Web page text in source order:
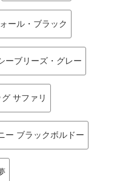
ール・ブラック
ーブリーズ・グレー
グ サファリ
ー ブラックボルドー